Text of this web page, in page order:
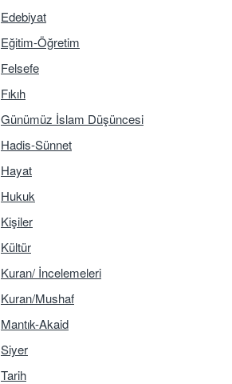
Edebiyat
Eğitim-Öğretim
Felsefe
Fıkıh
Günümüz İslam Düşüncesi
Hadis-Sünnet
Hayat
Hukuk
Kişiler
Kültür
Kuran/ İncelemeleri
Kuran/Mushaf
Mantık-Akaid
Siyer
Tarih